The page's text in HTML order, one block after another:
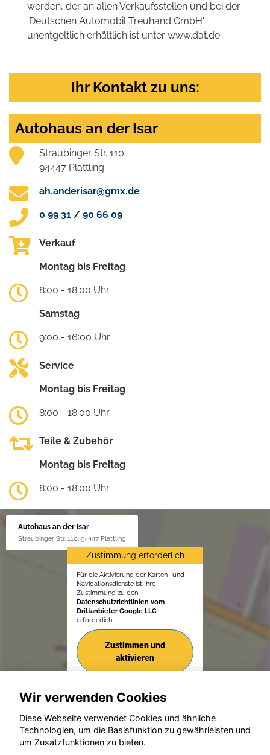
werden, der an allen Verkaufsstellen und bei der
'Deutschen Automobil Treuhand GmbH'
unentgeltlich erhältlich ist unter www.dat.de.
Ihr Kontakt zu uns:
Autohaus an der Isar
Straubinger Str. 110
94447 Plattling
ah.anderisar@gmx.de
0 99 31 / 90 66 09
Verkauf
Montag bis Freitag
8:00 - 18:00 Uhr
Samstag
9:00 - 16:00 Uhr
Service
Montag bis Freitag
8:00 - 18:00 Uhr
Teile & Zubehör
Montag bis Freitag
8:00 - 18:00 Uhr
Autohaus an der Isar
Straubinger Str. 110, 94447 Plattling
Zustimmung erforderlich
Für die Aktivierung der Karten- und
Navigationsdienste ist Ihre
Zustimmung zu den
Datenschutzrichtlinien vom
Drittanbieter Google LLC
erforderlich.
Zustimmen und
aktivieren
© konjunkturmotor.de GmbH 2020 - 2026
Wir verwenden Cookies
Diese Webseite verwendet Cookies und ähnliche
Technologien, um die Basisfunktion zu gewährleisten und
um Zusatzfunktionen zu bieten.